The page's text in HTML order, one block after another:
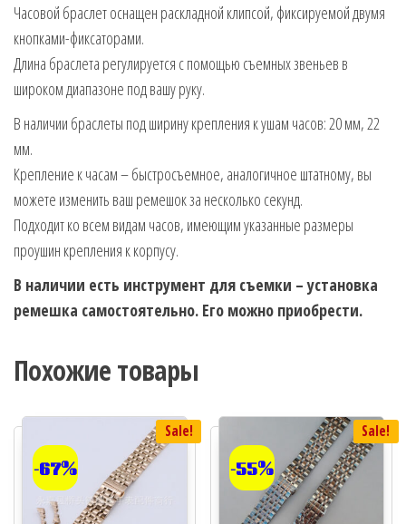
Часовой браслет оснащен раскладной клипсой, фиксируемой двумя
кнопками-фиксаторами.
Длина браслета регулируется с помощью съемных звеньев в
широком диапазоне под вашу руку.
В наличии браслеты под ширину крепления к ушам часов: 20 мм, 22
мм.
Крепление к часам – быстросъемное, аналогичное штатному, вы
можете изменить ваш ремешок за несколько секунд.
Подходит ко всем видам часов, имеющим указанные размеры
проушин крепления к корпусу.
В наличии есть инструмент для съемки – установка
ремешка самостоятельно. Его можно приобрести.
Похожие товары
Sale!
-67%
Sale!
-55%